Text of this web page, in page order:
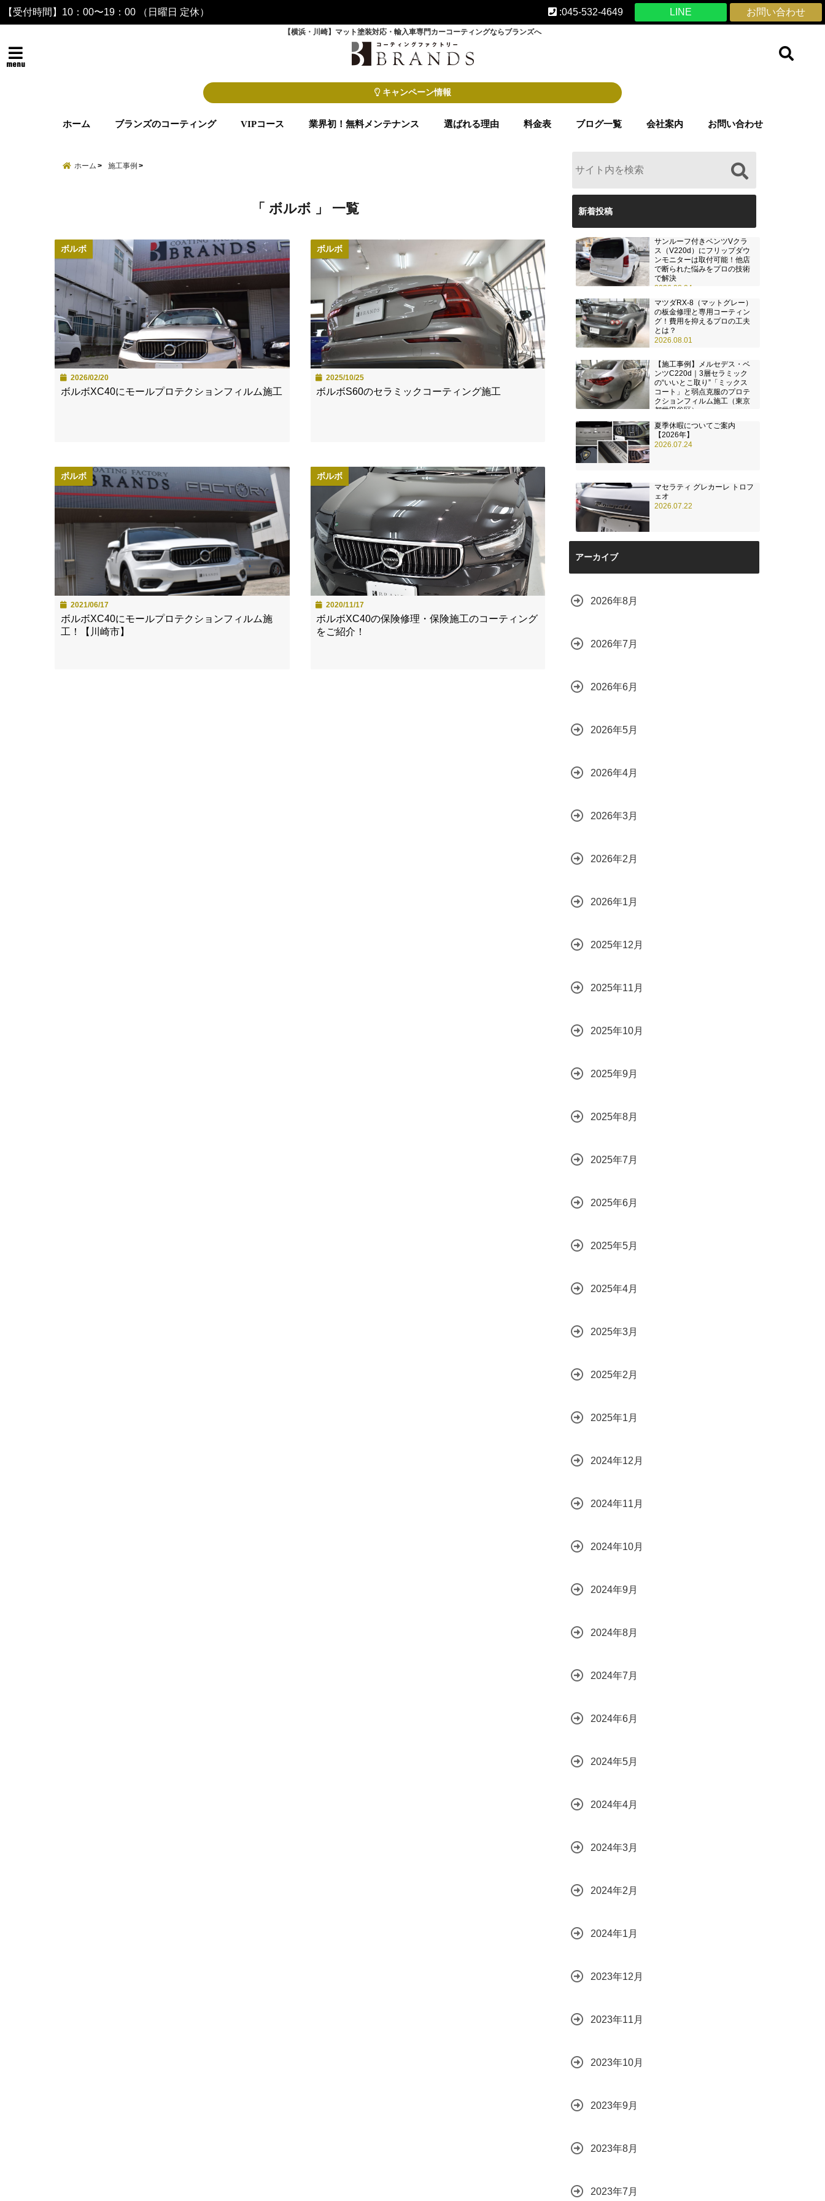
【受付時間】10：00〜19：00 （日曜日 定休） お問い合わせ
LINE
:045-532-4649
【横浜・川崎】マット塗装対応・輸入車専門カーコーティングならブランズへ
menu
キャンペーン情報
ホーム ブランズのコーティング VIPコース 業界初！無料メンテナンス 選ばれる理由 料金表 ブログ一覧 会社案内 お問い合わせ
ホーム 施工事例
「 ボルボ 」 一覧
ボルボ
2026/02/20
ボルボXC40にモールプロテクションフィルム施工
ボルボ
2025/10/25
ボルボS60のセラミックコーティング施工
ボルボ
2021/06/17
ボルボXC40にモールプロテクションフィルム施
工！【川崎市】
ボルボ
2020/11/17
ボルボXC40の保険修理・保険施工のコーティング
をご紹介！
新着投稿
サンルーフ付きベンツVクラ
ス（V220d）にフリップダウ
ンモニターは取付可能！他店
で断られた悩みをプロの技術
で解決
2026.08.04
マツダRX-8（マットグレー）
の板金修理と専用コーティン
グ！費用を抑えるプロの工夫
とは？
2026.08.01
【施工事例】メルセデス・ベ
ンツC220d｜3層セラミック
の“いいとこ取り”「ミックス
コート」と弱点克服のプロテ
クションフィルム施工（東京
都世田谷区）
夏季休暇についてご案内
【2026年】
2026.07.24
マセラティ グレカーレ トロフ
ェオ
2026.07.22
アーカイブ
2026年8月
2026年7月
2026年6月
2026年5月
2026年4月
2026年3月
2026年2月
2026年1月
2025年12月
2025年11月
2025年10月
2025年9月
2025年8月
2025年7月
2025年6月
2025年5月
2025年4月
2025年3月
2025年2月
2025年1月
2024年12月
2024年11月
2024年10月
2024年9月
2024年8月
2024年7月
2024年6月
2024年5月
2024年4月
2024年3月
2024年2月
2024年1月
2023年12月
2023年11月
2023年10月
2023年9月
2023年8月
2023年7月